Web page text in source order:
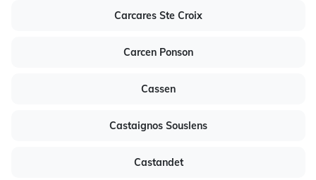
Carcares Ste Croix
Carcen Ponson
Cassen
Castaignos Souslens
Castandet